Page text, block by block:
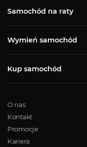
Samochód na raty
Wymień samochód
Kup samochód
O nas
Kontakt
Promocje
Kariera